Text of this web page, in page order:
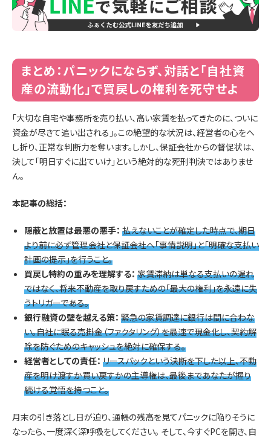
まとめ：パニックにならず、対話と「自社資
産の流動化」で買戻しの権利を死守せよ
「大切な自宅や事務所を売り払い、高い家賃を払ってきたのに、ついに
資金が尽きて追い出される」。この絶望的な状況は、経営者の心をへ
し折り、正常な判断力を奪います。しかし、保証会社からの督促状は、
決して「明日すぐに出ていけ」という絶対的な死刑判決ではありませ
ん。
本記事の総括：
隠蔽と放置は最悪の悪手： 払えないことが確定した時点で、期日
より前に必ず管理会社と保証会社へ「事情説明」と「明確な支払い
計画の提示」を行うこと。
買戻し特約の重みを理解する： 家賃滞納は単なる支払いの遅れ
ではなく、将来不動産を取り戻すための「最大の権利」を永遠に失
うトリガーである。
銀行融資の壁を越える策： 緊急の家賃調達に銀行は間に合わな
い。自社に眠る売掛金（ファクタリング）を最速で現金化し、契約解
除を防ぐためのキャッシュを絶対に確保する。
経営者としての責任： リースバックという決断を下した以上、不動
産を明け渡すか買い戻すかの主導権は、最後まであなたが握り
続ける覚悟を持つこと。
月末の引き落とし日が迫り、通帳の残高を見てパニックに陥りそうに
なったら、一度深く深呼吸をしてください。 そして、今すぐPCを開き、自